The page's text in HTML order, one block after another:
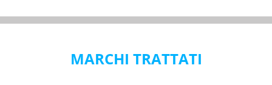
MARCHI TRATTATI